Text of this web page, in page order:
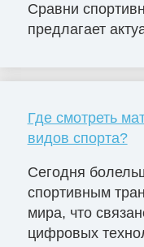
Сравни
предлагает
Где смотреть
видов спорта?
Сегодня
спортивным
мира, что
цифровых